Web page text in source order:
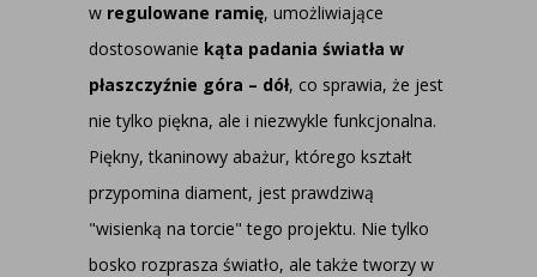
w regulowane ramię, umożliwiające
dostosowanie kąta padania światła w
płaszczyźnie góra – dół, co sprawia, że jest
nie tylko piękna, ale i niezwykle funkcjonalna.
Piękny, tkaninowy abażur, którego kształt
przypomina diament, jest prawdziwą
"wisienką na torcie" tego projektu. Nie tylko
bosko rozprasza światło, ale także tworzy w